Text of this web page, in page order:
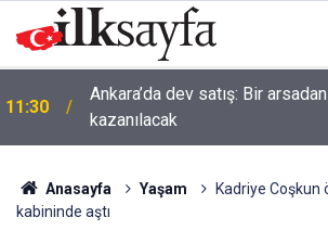
11:30
Ankara’da dev satış: Bir
kazanılacak
Anasayfa Yaşam
Kadriye Coşkun
kabininde aştı